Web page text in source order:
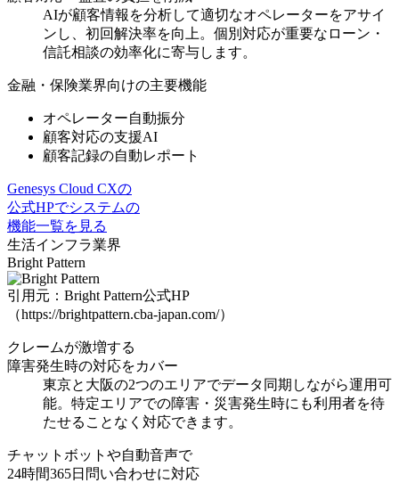
AIが顧客情報を分析して適切なオペレーターをアサイ
ンし、初回解決率を向上。 個別対応が重要なローン・
信託相談の効率化に寄与します。
金融・保険業界向けの主要機能
オペレーター自動振分
顧客対応の支援AI
顧客記録の自動レポート
Genesys Cloud CXの
公式HPでシステムの
機能一覧を見る
生活インフラ業界
Bright Pattern
引用元：Bright Pattern公式HP
（https://brightpattern.cba-japan.com/）
クレームが激増する
障害発生時の対応をカバー
東京と大阪の2つのエリアでデータ同期しながら運用可
能。特定エリアでの障害・災害発生時にも利用者を待
たせることなく対応できます。
チャットボットや自動音声で
24時間365日問い合わせに対応